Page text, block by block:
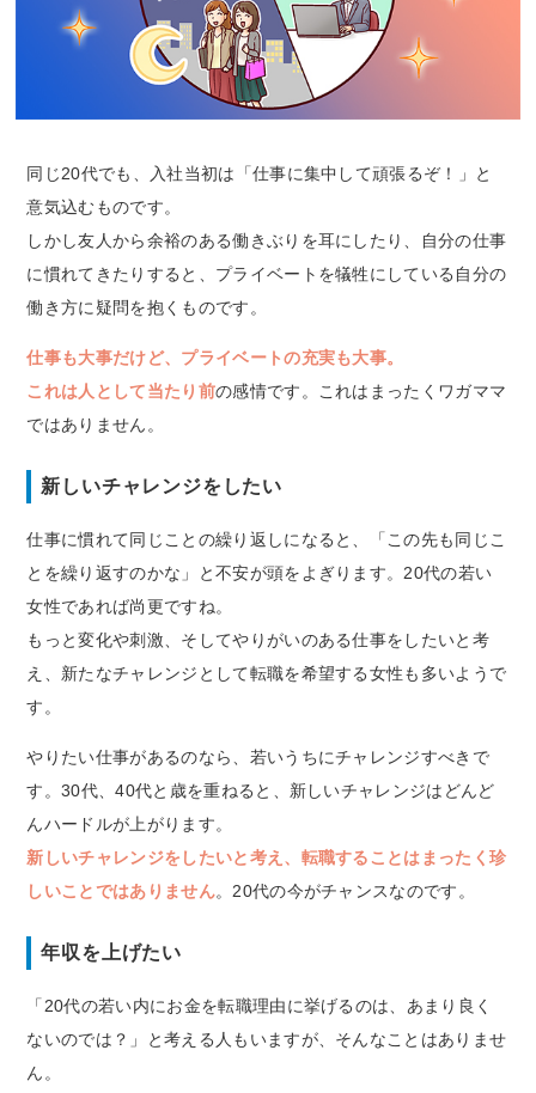
同じ20代でも、入社当初は「仕事に集中して頑張るぞ！」と
意気込むものです。
しかし友人から余裕のある働きぶりを耳にしたり、自分の仕事
に慣れてきたりすると、プライベートを犠牲にしている自分の
働き方に疑問を抱くものです。
仕事も大事だけど、プライベートの充実も大事。
これは人として当たり前の感情です。これはまったくワガママ
ではありません。
新しいチャレンジをしたい
仕事に慣れて同じことの繰り返しになると、「この先も同じこ
とを繰り返すのかな」と不安が頭をよぎります。20代の若い
女性であれば尚更ですね。
もっと変化や刺激、そしてやりがいのある仕事をしたいと考
え、新たなチャレンジとして転職を希望する女性も多いようで
す。
やりたい仕事があるのなら、若いうちにチャレンジすべきで
す。30代、40代と歳を重ねると、新しいチャレンジはどんど
んハードルが上がります。
新しいチャレンジをしたいと考え、転職することはまったく珍
しいことではありません。20代の今がチャンスなのです。
年収を上げたい
「20代の若い内にお金を転職理由に挙げるのは、あまり良く
ないのでは？」と考える人もいますが、そんなことはありませ
ん。